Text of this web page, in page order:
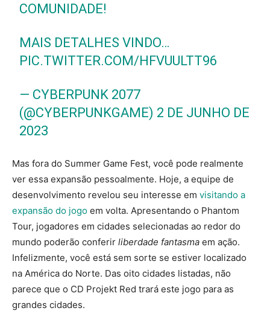
COMUNIDADE!
MAIS DETALHES VINDO…
PIC.TWITTER.COM/HFVUULTT96
— CYBERPUNK 2077
(@CYBERPUNKGAME) 2 DE JUNHO DE
2023
Mas fora do Summer Game Fest, você pode realmente
ver essa expansão pessoalmente. Hoje, a equipe de
desenvolvimento revelou seu interesse em visitando a
expansão do jogo em volta. Apresentando o Phantom
Tour, jogadores em cidades selecionadas ao redor do
mundo poderão conferir liberdade fantasma em ação.
Infelizmente, você está sem sorte se estiver localizado
na América do Norte. Das oito cidades listadas, não
parece que o CD Projekt Red trará este jogo para as
grandes cidades.